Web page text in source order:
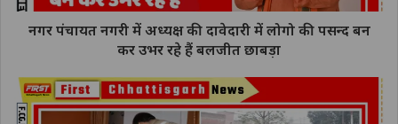
नगर पंचायत नगरी में अध्यक्ष की दावेदारी में लोगो की पसन्द बन
कर उभर रहे हैं बलजीत छाबड़ा